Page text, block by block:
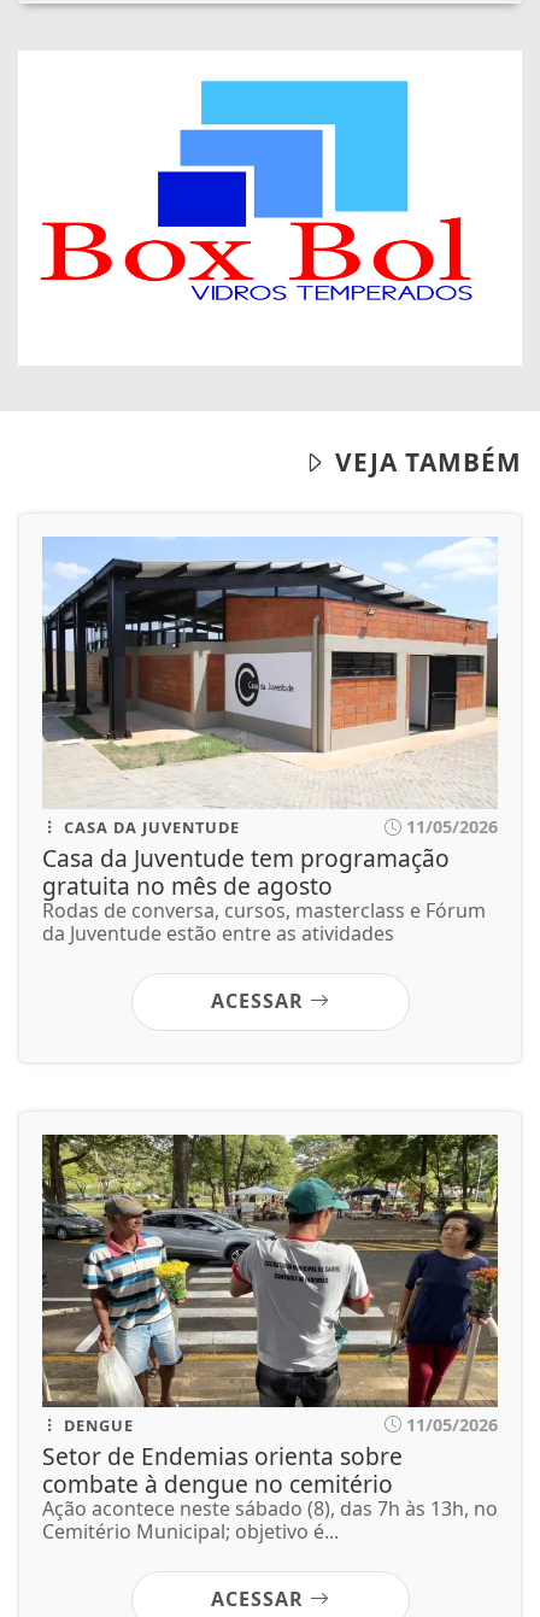
VEJA TAMBÉM
CASA DA JUVENTUDE 11/05/2026
Casa da Juventude tem programação
gratuita no mês de agosto
Rodas de conversa, cursos, masterclass e Fórum
da Juventude estão entre as atividades
ACESSAR
DENGUE 11/05/2026
Setor de Endemias orienta sobre
combate à dengue no cemitério
Ação acontece neste sábado (8), das 7h às 13h, no
Cemitério Municipal; objetivo é...
ACESSAR